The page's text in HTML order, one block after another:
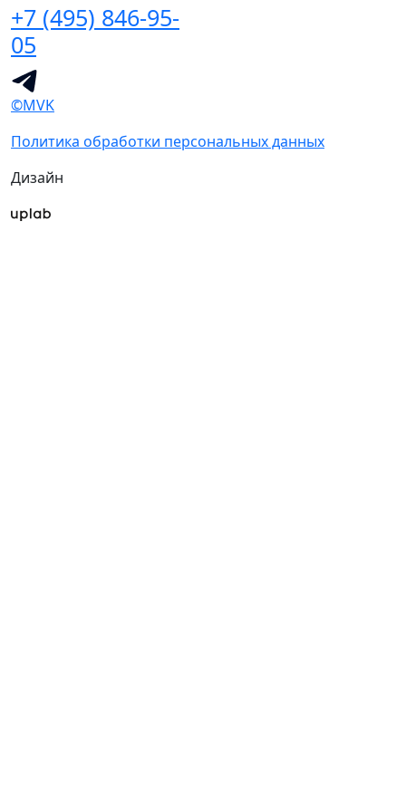
+7 (495) 846-95-
05
©MVK
Политика обработки персональных данных
Дизайн